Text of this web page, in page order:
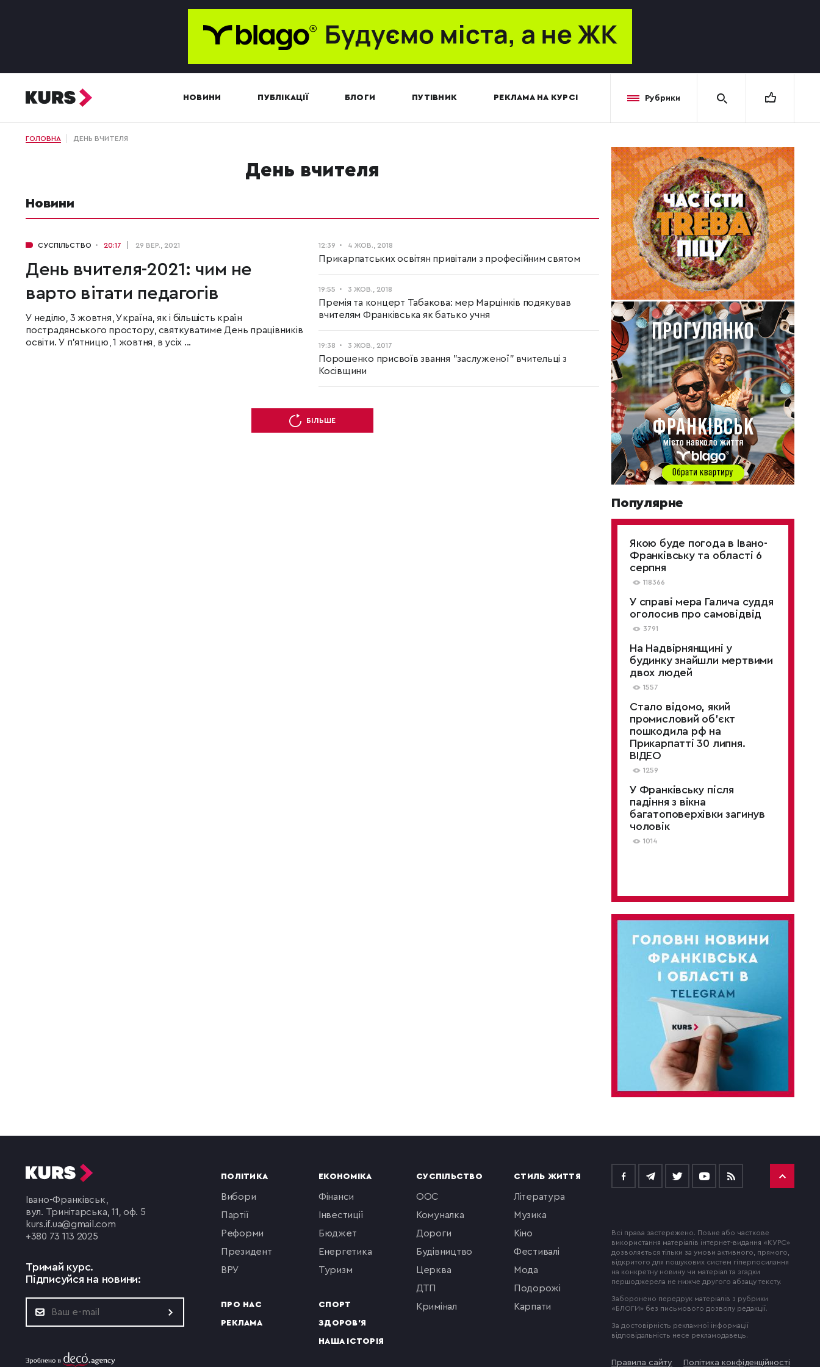
НОВИНИ ПУБЛІКАЦІЇ БЛОГИ ПУТІВНИК РЕКЛАМА НА КУРСІ Рубрики
ГОЛОВНА ДЕНЬ ВЧИТЕЛЯ
День вчителя
Новини
СУСПІЛЬСТВО 20:17 29 ВЕР., 2021
День вчителя-2021: чим не
варто вітати педагогів
У неділю, 3 жовтня, Україна, як і більшість країн
пострадянського простору, святкуватиме День працівників
освіти. У п'ятницю, 1 жовтня, в усіх ...
12:39 4 ЖОВ., 2018
Прикарпатських освітян привітали з професійним святом
19:55 3 ЖОВ., 2018
Премія та концерт Табакова: мер Марцінків подякував
вчителям Франківська як батько учня
19:38 3 ЖОВ., 2017
Порошенко присвоїв звання "заслуженої" вчительці з
Косівщини
БІЛЬШЕ
Популярне
Якою буде погода в Івано-
Франківську та області 6
серпня
118366
У справі мера Галича суддя
оголосив про самовідвід
3791
На Надвірнянщині у
будинку знайшли мертвими
двох людей
1557
Стало відомо, який
промисловий об’єкт
пошкодила рф на
Прикарпатті 30 липня.
ВІДЕО
1259
У Франківську після
падіння з вікна
багатоповерхівки загинув
чоловік
1014
Івано-Франківськ,
вул. Тринітарська, 11, оф. 5
kurs.if.ua@gmail.com
+380 73 113 2025
Тримай курс.
Підписуйся на новини:
ПОЛІТИКА
вибори
партії
реформи
президент
ВРУ
ПРО НАС
РЕКЛАМА
ЕКОНОМІКА
фінанси
інвестиції
бюджет
енергетика
туризм
СПОРТ
ЗДОРОВ'Я
НАША ІСТОРІЯ
СУСПІЛЬСТВО
ООС
комуналка
Дороги
будівництво
церква
ДТП
кримінал
СТИЛЬ ЖИТТЯ
література
музика
кіно
фестивалі
мода
подорожі
Карпати
Всі права застережено. Повне або часткове
використання матеріалів інтернет-видання «КУРС»
дозволяється тільки за умови активного, прямого,
відкритого для пошукових систем гіперпосилання
на конкретну новину чи матеріал та згадки
першоджерела не нижче другого абзацу тексту.
Заборонено передрук матеріалів з рубрики
«БЛОГИ» без письмового дозволу редакції.
За достовірність рекламної інформації
відповідальність несе рекламодавець.
Правила сайту Політика конфіденційності